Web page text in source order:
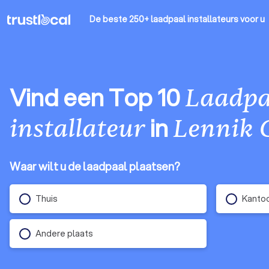
De beste 250+ laadpaal installateursvoor u
Vind een Top 10
installateurinLennik
Waar wilt u de laadpaal plaatsen?
Thuis
Andere plaats